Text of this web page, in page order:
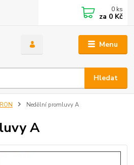
Menu
Hledat
0 ks
za 0 Kč
Nedělní promluvy A
A